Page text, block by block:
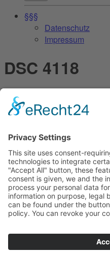
§§§
Datenschutz
Impressum
DSC 4118
24 August 2016